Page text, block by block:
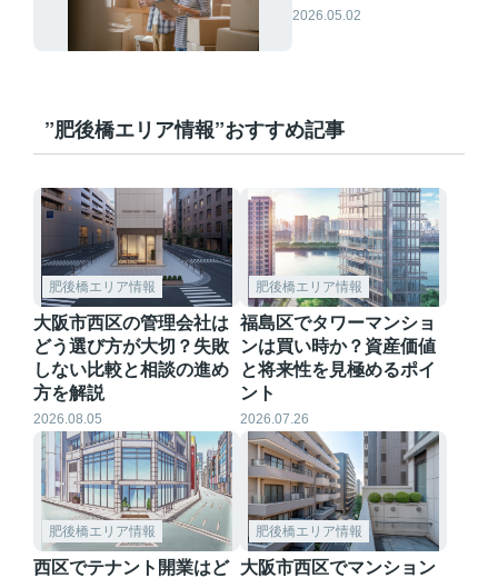
い？費用やスケジュ
2026.05.02
”肥後橋エリア情報”おすすめ記事
肥後橋エリア情報
大阪市西区の管理会社は
どう選び方が大切？失敗
しない比較と相談の進め
方を解説
2026.08.05
肥後橋エリア情報
福島区でタワーマンショ
ンは買い時か？資産価値
と将来性を見極めるポイ
ント
2026.07.26
肥後橋エリア情報
西区でテナント開業はど
肥後橋エリア情報
大阪市西区でマンション